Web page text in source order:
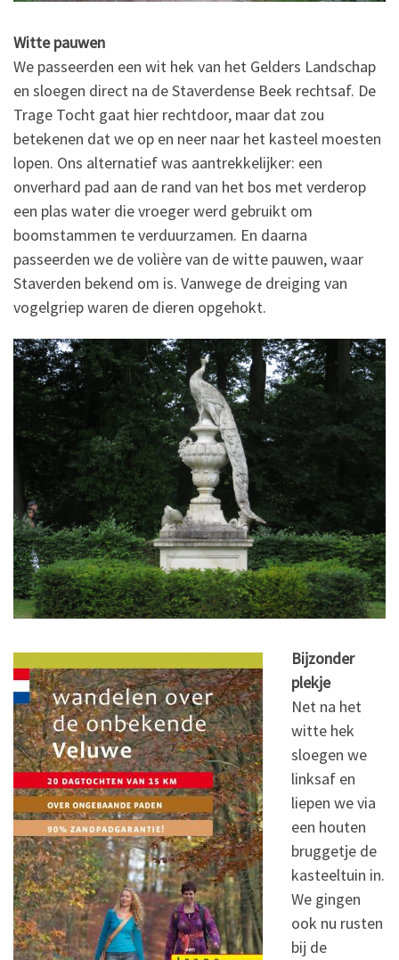
Witte pauwen
We passeerden een wit hek van het Gelders Landschap
en sloegen direct na de Staverdense Beek rechtsaf. De
Trage Tocht gaat hier rechtdoor, maar dat zou
betekenen dat we op en neer naar het kasteel moesten
lopen. Ons alternatief was aantrekkelijker: een
onverhard pad aan de rand van het bos met verderop
een plas water die vroeger werd gebruikt om
boomstammen te verduurzamen. En daarna
passeerden we de volière van de witte pauwen, waar
Staverden bekend om is. Vanwege de dreiging van
vogelgriep waren de dieren opgehokt.
Bijzonder
plekje
Net na het
witte hek
sloegen we
linksaf en
liepen we via
een houten
bruggetje de
kasteeltuin in.
We gingen
ook nu rusten
bij de